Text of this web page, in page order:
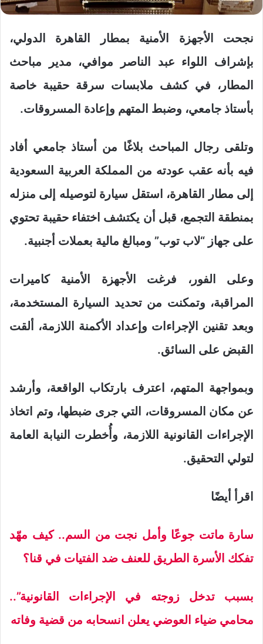
نجحت الأجهزة الأمنية بمطار القاهرة الدولي،
بإشراف اللواء عبد الناصر موافي، مدير مباحث
المطار، في كشف ملابسات سرقة حقيبة خاصة
بأستاذ جامعي، وضبط المتهم وإعادة المسروقات.
وتلقى رجال المباحث بلاغًا من أستاذ جامعي أفاد
فيه بأنه عقب عودته من المملكة العربية السعودية
إلى مطار القاهرة، استقل سيارة لتوصيله إلى منزله
بمنطقة التجمع، قبل أن يكتشف اختفاء حقيبة تحتوي
على جهاز “لاب توب” ومبالغ مالية بعملات أجنبية.
وعلى الفور، فرغت الأجهزة الأمنية كاميرات
المراقبة، وتمكنت من تحديد السيارة المستخدمة،
وبعد تقنين الإجراءات وإعداد الأكمنة اللازمة، ألقت
القبض على السائق.
وبمواجهة المتهم، اعترف بارتكاب الواقعة، وأرشد
عن مكان المسروقات، التي جرى ضبطها، وتم اتخاذ
الإجراءات القانونية اللازمة، وأُخطرت النيابة العامة
لتولي التحقيق.
اقرأ أيضًا
سارة ماتت جوعًا وأمل نجت من السم.. كيف مهّد
تفكك الأسرة الطريق للعنف ضد الفتيات في قنا؟
بسبب تدخل زوجته في الإجراءات القانونية”..
محامي ضياء العوضي يعلن انسحابه من قضية وفاته